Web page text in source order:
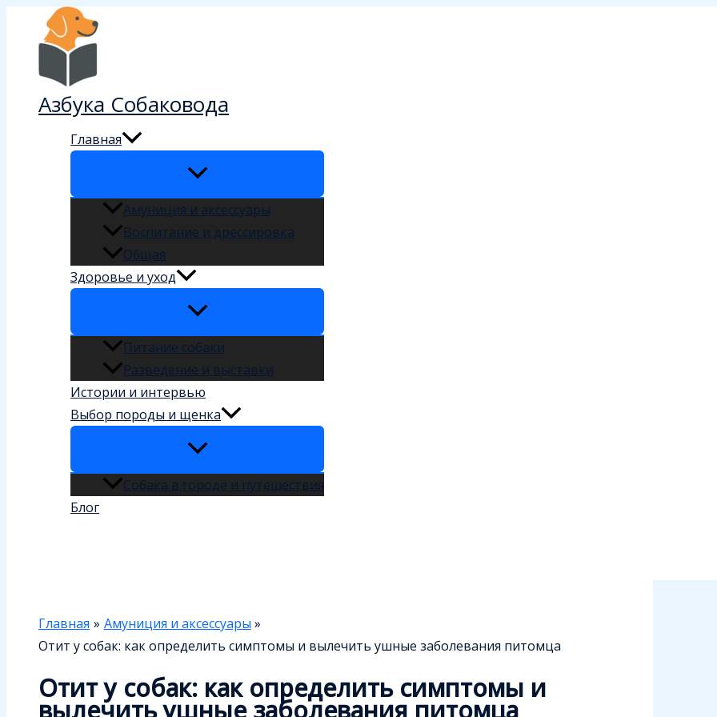
Перейти
Азбука Собаковода
Главная
Амуниция и аксессуары
Воспитание и дрессировка
Общая
Здоровье и уход
Питание собаки
Разведение и выставки
Истории и интервью
Выбор породы и щенка
Собака в городе и путешествия
Блог
Главная
Амуниция и аксессуары
Отит у собак: как определить симптомы и вылечить ушные заболевания питомца
Отит у собак: как определить симптомы и
вылечить ушные заболевания питомца